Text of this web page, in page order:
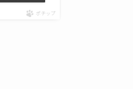
ポチップ